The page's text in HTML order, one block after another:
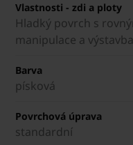
Vlastnosti - zdi a ploty
Hladký povrch s
manipulace a
Barva
písková
Povrchová úprava
standardní